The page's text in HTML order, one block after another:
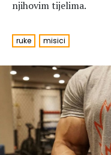
Trudnice
Fitness
Ishrana
Zdravlje
Hedonizam
MAGAZIN
Njega nje
Njega njega
Šminka
Tehnologija
KALORIJE
njihovim tijelima.
ruke misici